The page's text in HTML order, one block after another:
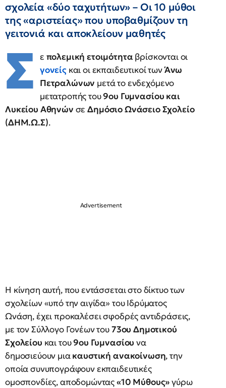
σχολεία «δύο ταχυτήτων» – Οι 10 μύθοι
της «αριστείας» που υποβαθμίζουν τη
γειτονιά και αποκλείουν μαθητές
Σ ε πολεμική ετοιμότητα βρίσκονται οι
γονείς και οι εκπαιδευτικοί τωνΆνω
Πετραλώνων μετά το ενδεχόμενο
μετατροπής του9ου Γυμνασίου και
Λυκείου Αθηνών σεΔημόσιο Ωνάσειο Σχολείο
(ΔΗΜ.Ω.Σ).
Η κίνηση αυτή, που εντάσσεται στο δίκτυο των
σχολείων «υπό την αιγίδα» του Ιδρύματος
Ωνάση, έχει προκαλέσει σφοδρές αντιδράσεις,
με τον Σύλλογο Γονέων του73ου Δημοτικού
Σχολείου και του9ου Γυμνασίου να
δημοσιεύουν μιακαυστική ανακοίνωση, την
οποία συνυπογράφουν εκπαιδευτικές
ομοσπονδίες, αποδομώντας«10 Μύθους»γύρω